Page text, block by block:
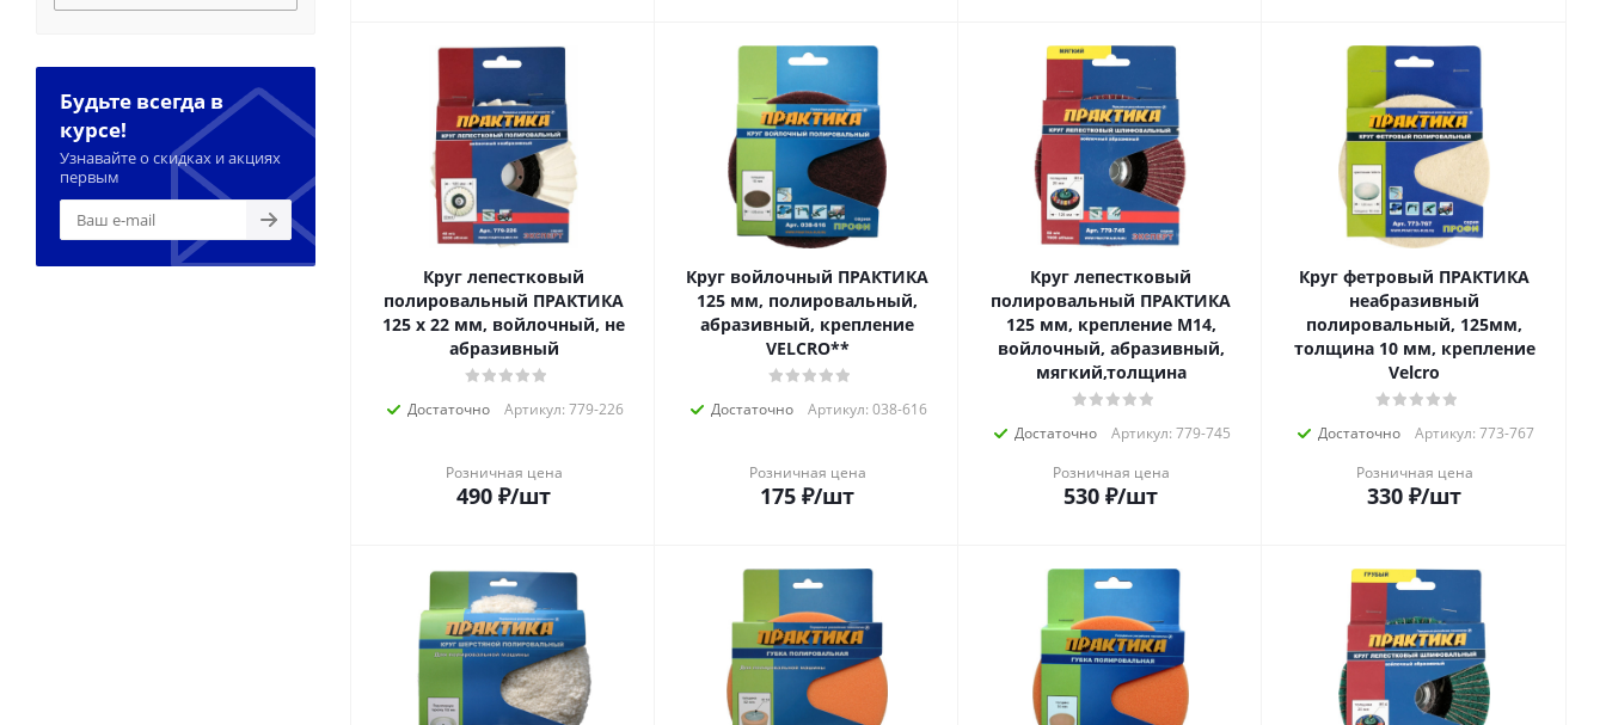
Круг лепестковый
полировальный ПРАКТИКА
125 х 22 мм, войлочный, не
абразивный
Достаточно Артикул: 779-226
Розничная цена
490 ₽/шт
Круг войлочный ПРАКТИКА
125 мм, полировальный,
абразивный, крепление
VELCRO**
Достаточно Артикул: 038-616
Розничная цена
175 ₽/шт
Круг лепестковый
полировальный ПРАКТИКА
125 мм, крепление М14,
войлочный, абразивный,
мягкий,толщина
Достаточно
Артикул: 779-745
Розничная цена
530 ₽/шт
Круг фетровый ПРАКТИКА
неабразивный
полировальный, 125мм,
толщина 10 мм, крепление
Velcro
Достаточно
Артикул: 773-767
Розничная цена
330 ₽/шт
Будьте всегда в
курсе!
Узнавайте о скидках и акциях
первым